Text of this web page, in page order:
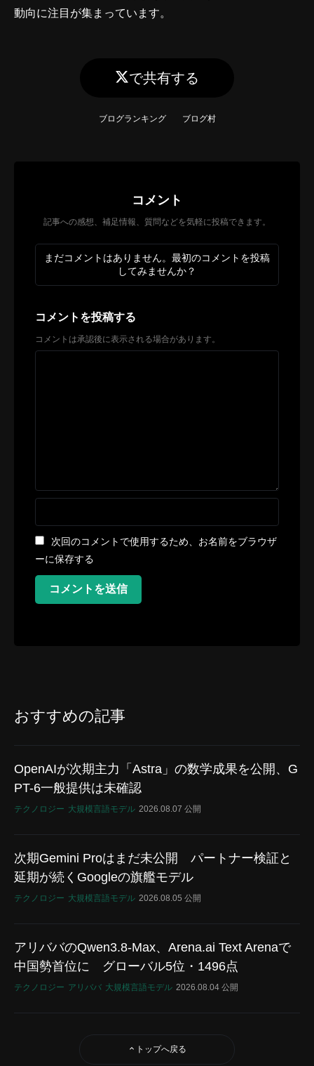
動向に注目が集まっています。
で共有する
ブログランキング ブログ村
コメント
記事への感想、補足情報、質問などを気軽に投稿できます。
まだコメントはありません。最初のコメントを投稿
してみませんか？
コメントを投稿する
コメントは承認後に表示される場合があります。
次回のコメントで使用するため、お名前をブラウザ
ーに保存する
コメントを送信
おすすめの記事
OpenAIが次期主力「Astra」の数学成果を公開、G
PT-6一般提供は未確認
テクノロジー 大規模言語モデル 2026.08.07 公開
次期Gemini Proはまだ未公開 パートナー検証と
延期が続くGoogleの旗艦モデル
テクノロジー 大規模言語モデル 2026.08.05 公開
アリババのQwen3.8-Max、Arena.ai Text Arenaで
中国勢首位に グローバル5位・1496点
テクノロジー アリババ 大規模言語モデル 2026.08.04 公開
トップへ戻る